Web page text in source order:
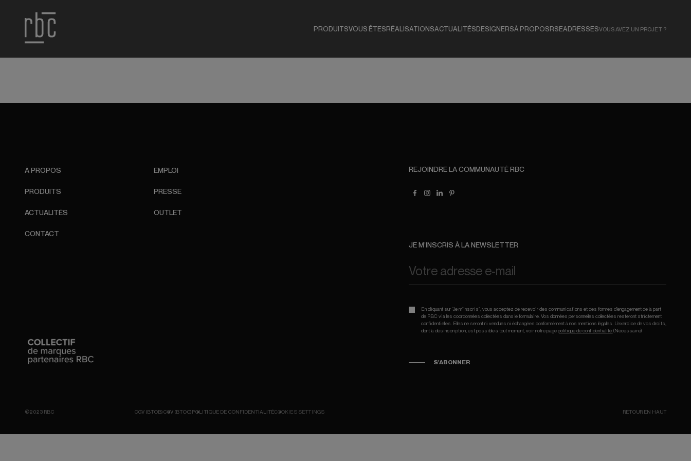
PRODUITSVOUS ÊTESRÉALISATIONSACTUALITÉSDESIGNERSÀ PROPOSRSEADRESSESVOUS AVEZ UN PROJET ?
À PROPOS
PRODUITS
ACTUALITÉS
CONTACT
EMPLOI
PRESSE
OUTLET
REJOINDRE LA COMMUNAUTÉ RBC
JE M’INSCRIS À LA NEWSLETTER
En cliquant sur “Je m’inscris”, vous acceptez de recevoir des communications et des formes d’engagement de la part
de RBC via les coordonnées collectées dans le formulaire. Vos données personnelles collectées resteront strictement
confidentielles. Elles ne seront ni vendues ni échangées conformément à nos mentions légales. L’exercice de vos droits,
dont la désinscription, est possible à tout moment, voir notre pagepolitique de confidentialité.(Nécessaire)
S'ABONNER
©2023 RBC CGV (BTOB)CGV (BTOC)POLITIQUE DE CONFIDENTIALITÉCOOKIES SETTINGS RETOUR EN HAUT